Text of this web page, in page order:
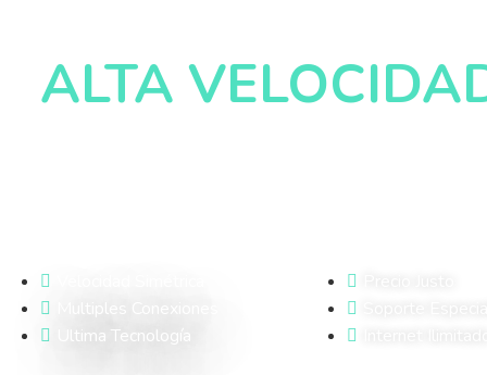
ALTA
Multiples Conexiones
Ultima Tecnología